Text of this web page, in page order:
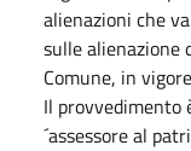
alienazioni che
sulle alienazione
Comune, in
Il provvedimento
´assessore al